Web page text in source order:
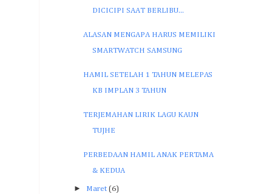
DICICIPI SAAT BERLIBU...
ALASAN MENGAPA HARUS MEMILIKI
SMARTWATCH SAMSUNG
HAMIL SETELAH 1 TAHUN MELEPAS
KB IMPLAN 3 TAHUN
TERJEMAHAN LIRIK LAGU KAUN
TUJHE
PERBEDAAN HAMIL ANAK PERTAMA
& KEDUA
► Maret (6)